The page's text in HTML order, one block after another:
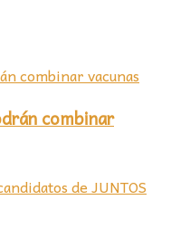
combinar